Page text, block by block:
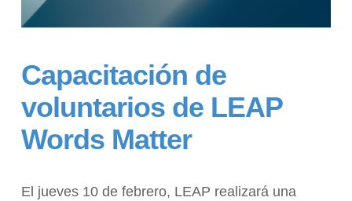
Capacitación de
voluntarios de LEAP
Words Matter
El jueves 10 de febrero, LEAP realizará una